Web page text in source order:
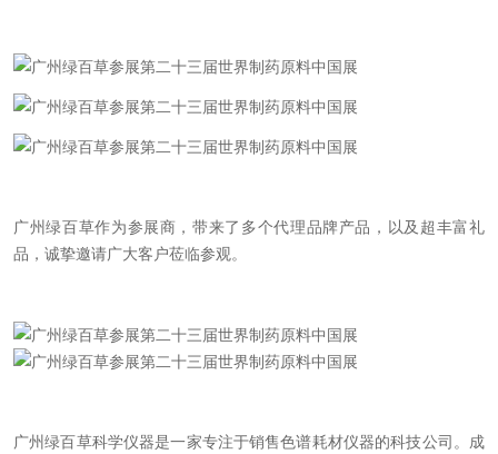
广州绿百草作为参展商，带来了多个代理品牌产品，以及超丰富礼
品，诚挚邀请广大客户莅临参观。
广州绿百草科学仪器是一家专注于销售色谱耗材仪器的科技公司。成